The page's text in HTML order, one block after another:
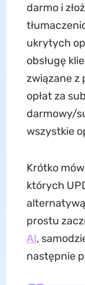
darmo i
ukrytych
obsługę
związane z
opłat za
darmowy/
wszystkie
Krótko
których
prostu
AI,
następnie